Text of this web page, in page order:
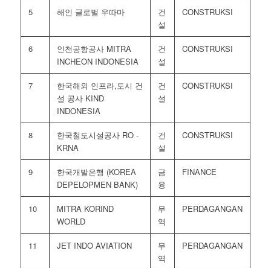
5 해인 글로벌 우따마
건
설
CONSTRUKSI
6
인천공항공사 MITRA
INCHEON INDONESIA
건
설
CONSTRUKSI
7
한국해외 인프라,도시 건
설 공사 KIND
INDONESIA
건
설
CONSTRUKSI
8
한국철도시설공사 RO -
KRNA
건
설
CONSTRUKSI
9
한국개발은행 (KOREA
DEPELOPMEN BANK)
금
융
FINANCE
10
MITRA KORIND
WORLD
무
역
PERDAGANGAN
11 JET INDO AVIATION
무
역
PERDAGANGAN